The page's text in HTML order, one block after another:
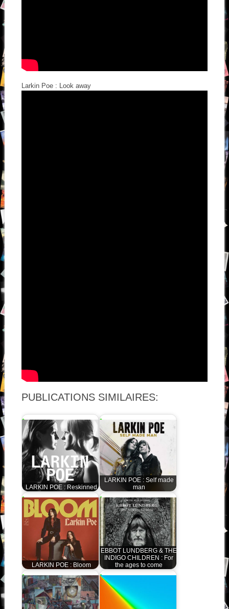
Larkin Poe : Look away
PUBLICATIONS SIMILAIRES:
LARKIN POE : Reskinned
LARKIN POE : Self made
man
LARKIN POE : Bloom
EBBOT LUNDBERG & THE
INDIGO CHILDREN : For
the ages to come